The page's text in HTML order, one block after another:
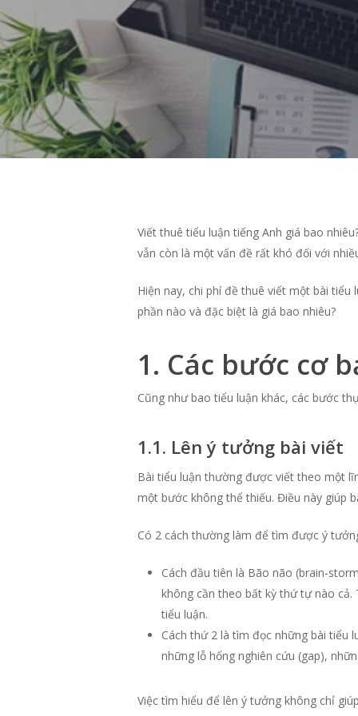
Hit enter to search or ESC to close
Viết thuê tiểu luận tiếng Anh giá bao
vẫn còn là một vấn đề rất khó đối với
Hiện nay, chi phí đề thuê viết một bài
phần nào và đặc biệt là giá bao nhiêu?
1. Các bước cơ
Cũng như bao tiểu luận khác, các bước
1.1. Lên ý tưởng bài viết
Bài tiểu luận thường được viết theo một
một bước không thể thiếu. Điều này giúp
Có 2 cách thường làm để tìm được ý
Cách đầu tiên là Bão não (brain-
không cần theo bất kỳ thứ tự nào
tiểu luận.
Cách thứ 2 là tìm đọc những bài tiểu
những lỗ hổng nghiên cứu (gap),
Việc tìm hiểu để lên ý tưởng không chỉ